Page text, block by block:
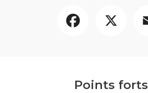
Points forts